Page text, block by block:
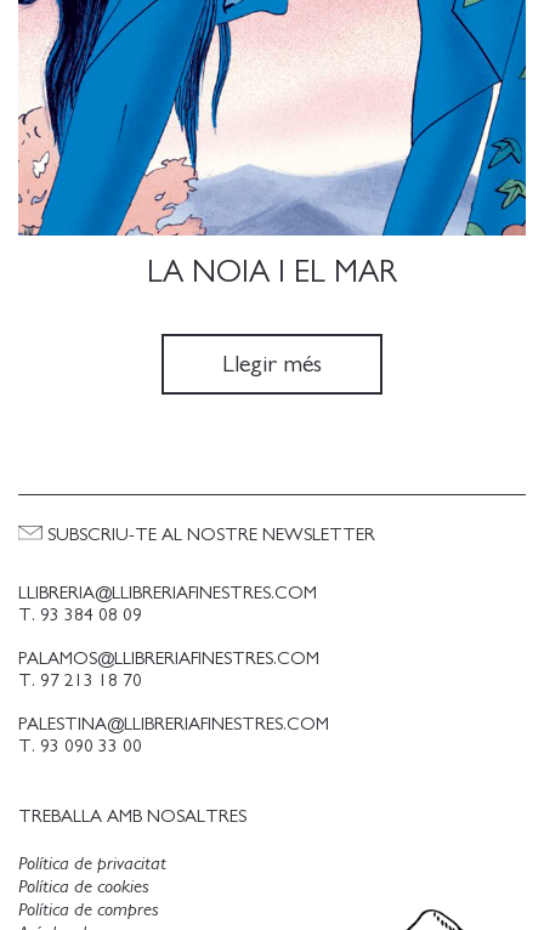
LA NOIA I EL MAR
Llegir més
LLIBRERIA@LLIBRERIAFINESTRES.COM
T. 93 384 08 09
PALAMOS@LLIBRERIAFINESTRES.COM
T. 97 213 18 70
PALESTINA@LLIBRERIAFINESTRES.COM
T. 93 090 33 00
TREBALLA AMB NOSALTRES
SUBSCRIU-TE AL NOSTRE NEWSLETTER
Política de privacitat
Política de cookies
Política de compres